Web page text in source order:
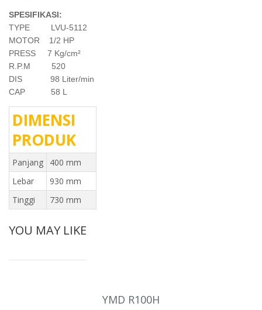
SPESIFIKASI:
TYPE LVU-5112
MOTOR 1/2 HP
PRESS 7 Kg/cm²
R.P.M 520
DIS 98 Liter/min
CAP 58 L
DIMENSI
PRODUK
Panjang
400 mm
Lebar
930 mm
Tinggi
730 mm
YOU MAY LIKE
YMD R100H